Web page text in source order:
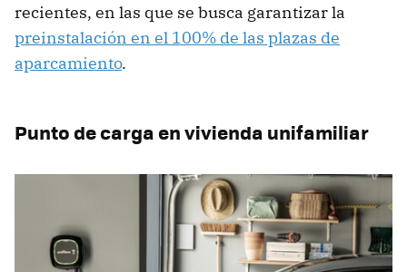
recientes, en las que se busca garantizar la
preinstalación en el 100% de las plazas de
aparcamiento.
Punto de carga en vivienda unifamiliar